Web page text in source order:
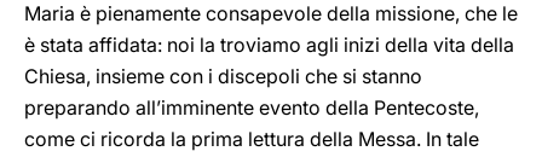
Maria è pienamente consapevole della missione, che le
è stata affidata: noi la troviamo agli inizi della vita della
Chiesa, insieme con i discepoli che si stanno
preparando all’imminente evento della Pentecoste,
come ci ricorda la prima lettura della Messa. In tale